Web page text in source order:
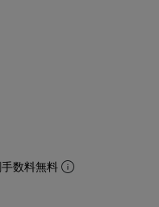
数料無料